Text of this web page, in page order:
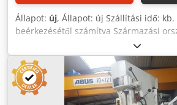
Állapot: új, Állapot: új Szállítási idő:
beérkezésétől számítva Származási
Ár: 5 309,85 € Lízingdíj: 102,48 € Fúrási
szerkezeti acélban: 18 mm Befogás:
mm Fordulatszám: 30 - 3000 ford./
Menetvágási kapacitás: M12
mm Szélesség: 355 mm Magasság: